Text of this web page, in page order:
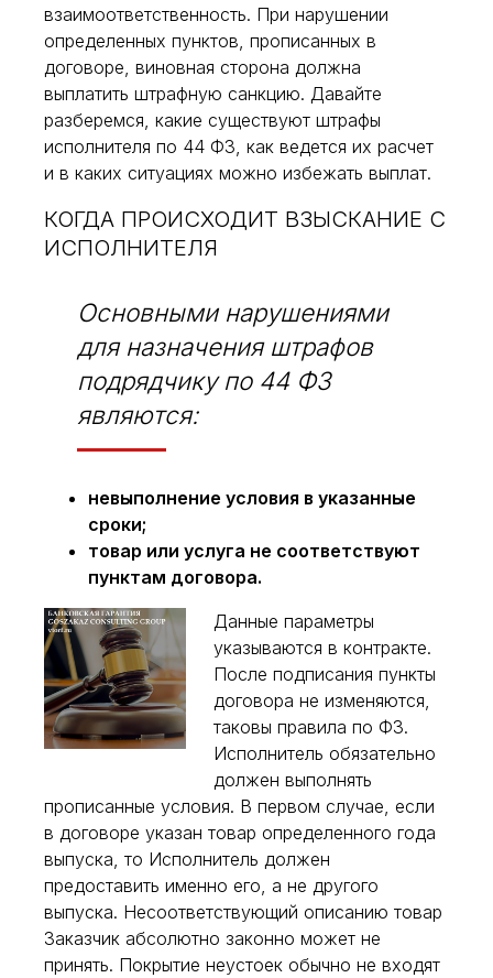
взаимоответственность. При нарушении
определенных пунктов, прописанных в
договоре, виновная сторона должна
выплатить штрафную санкцию. Давайте
разберемся, какие существуют штрафы
исполнителя по 44 ФЗ, как ведется их расчет
и в каких ситуациях можно избежать выплат.
КОГДА ПРОИСХОДИТ ВЗЫСКАНИЕ С
ИСПОЛНИТЕЛЯ
Основными нарушениями
для назначения штрафов
подрядчику по 44 ФЗ
являются:
невыполнение условия в указанные
сроки;
товар или услуга не соответствуют
пунктам договора.
Данные параметры
указываются в контракте.
После подписания пункты
договора не изменяются,
таковы правила по ФЗ.
Исполнитель обязательно
должен выполнять
прописанные условия. В первом случае, если
в договоре указан товар определенного года
выпуска, то Исполнитель должен
предоставить именно его, а не другого
выпуска. Несоответствующий описанию товар
Заказчик абсолютно законно может не
принять. Покрытие неустоек обычно не входят